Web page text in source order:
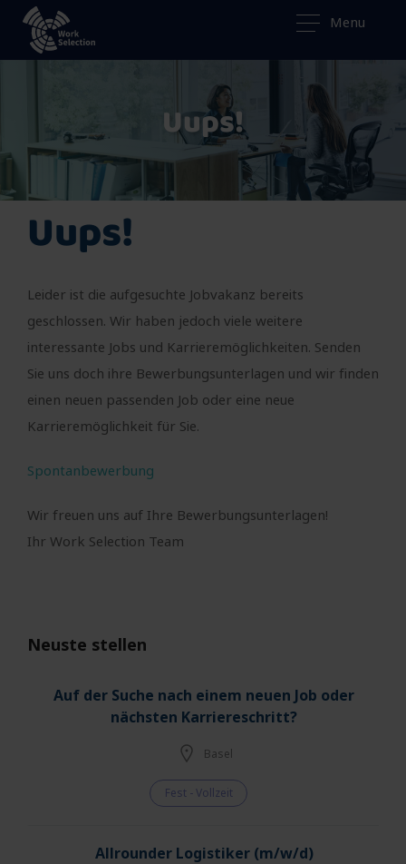
Menu
Uups!
Uups!
Leider ist die aufgesuchte Jobvakanz bereits
geschlossen. Wir haben jedoch viele weitere
interessante Jobs und Karrieremöglichkeiten. Senden
Sie uns doch ihre Bewerbungsunterlagen und wir finden
einen neuen passenden Job oder eine neue
Karrieremöglichkeit für Sie.
Spontanbewerbung
Wir freuen uns auf Ihre Bewerbungsunterlagen!
Ihr Work Selection Team
Neuste stellen
Auf der Suche nach einem neuen Job oder
nächsten Karriereschritt?
Basel
Fest - Vollzeit
Allrounder Logistiker (m/w/d)